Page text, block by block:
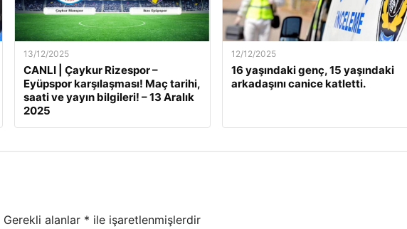
13/12/2025
CANLI | Çaykur Rizespor –
Eyüpspor karşılaşması! Maç tarihi,
saati ve yayın bilgileri! – 13 Aralık
2025
12/12/2025
16 yaşındaki genç, 15 yaşındaki
arkadaşını canice katletti.
Gerekli alanlar * ile işaretlenmişlerdir